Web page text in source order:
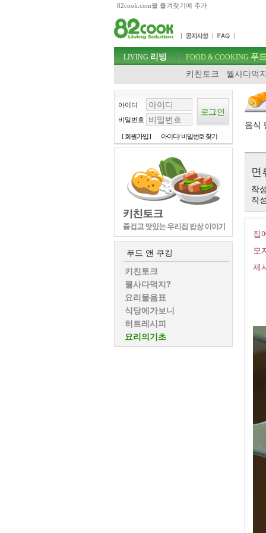
82cook.com을 즐겨찾기에 추가
주메뉴 바로가기
컨텐츠 바로가기
검색 바로가기
로그인 바로가기
주메뉴
LIVING 리빙 FOOD & COOKING 푸
키친토크
뭘사다먹
아이디
비밀번호
[ 회원가입 ] 아이디/ 비밀번호 찾기
푸드 앤 쿠킹
키친토크
뭘사다먹지?
요리물음표
식당에가보니
히트레시피
요리의기초
음식
면
작
작
제
집
모
제